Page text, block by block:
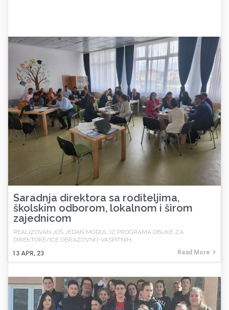
Saradnja direktora sa roditeljima,
školskim odborom, lokalnom i širom
zajednicom
13 APR, 23
REALIZOVAN JOŠ JEDAN MODUL IZ PROGRAMA OBUKE ZA
DIREKTORE/ICE OBRAZOVNO-VASPITNIH…
Read More